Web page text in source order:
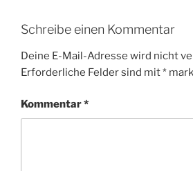
Schreibe einen Kommentar
Deine E-Mail-Adresse wird nicht
Erforderliche Felder sind mit*
Kommentar*